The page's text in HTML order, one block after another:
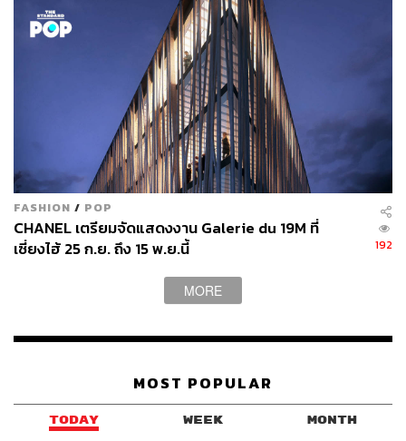
FASHION / POP
CHANEL เตรียมจัดแสดงงาน Galerie du 19M ที่
เซี่ยงไฮ้ 25 ก.ย. ถึง 15 พ.ย.นี้
192
MORE
MOST POPULAR
TODAY WEEK MONTH